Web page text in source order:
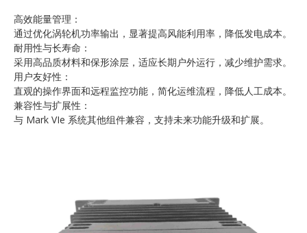
高效能量管理：
通过优化涡轮机功率输出，显著提高风能利用率，降低发电成本。
耐用性与长寿命：
采用高品质材料和保形涂层，适应长期户外运行，减少维护需求。
用户友好性：
直观的操作界面和远程监控功能，简化运维流程，降低人工成本。
兼容性与扩展性：
与 Mark VIe 系统其他组件兼容，支持未来功能升级和扩展。